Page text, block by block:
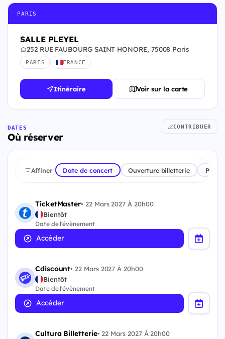
PARIS
SALLE PLEYEL
252 RUE FAUBOURG SAINT HONORE, 75008 Paris
PARIS FRANCE
Itinéraire Voir sur la carte
DATES
Où réserver
CONTRIBUER
Affiner Date de concert Ouverture billetterie
TicketMaster• 22 Mars 2027 À 20h00
Bientôt
Date de l'évènement
Accéder
Cdiscount• 22 Mars 2027 À 20h00
Bientôt
Date de l'évènement
Accéder
Cultura Billetterie• 22 Mars 2027 À 20h00